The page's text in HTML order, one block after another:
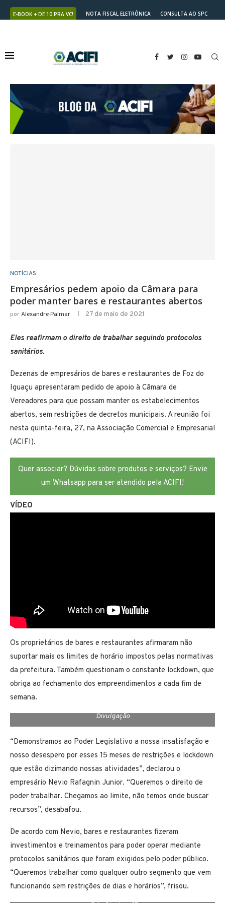
E-BOOK + DE 10 PRA VC! NOTA FISCAL ELETRÔNICA
CONSULTA AO SPC
NOTÍCIAS
Empresários pedem apoio da Câmara para
poder manter bares e restaurantes abertos
porAlexandre Palmar 27 de maio de 2021
Eles reafirmam o direito de trabalhar seguindo protocolos
sanitários.
Dezenas de empresários de bares e restaurantes de Foz do
Iguaçu apresentaram pedido de apoio à Câmara de
Vereadores para que possam manter os estabelecimentos
abertos, sem restrições de decretos municipais. A reunião foi
nesta quinta-feira, 27, na Associação Comercial e Empresarial
(ACIFI).
Quer associar? Dúvidas sobre produtos e serviços? Envie
um Whatsapp para ser atendido pela ACIFI!
VÍDEO
Os proprietários de bares e restaurantes afirmaram não
suportar mais os limites de horário impostos pelas normativas
da prefeitura. Também questionam o constante lockdown, que
obriga ao fechamento dos empreendimentos a cada fim de
semana.
Divulgação
“Demonstramos ao Poder Legislativo a nossa insatisfação e
nosso desespero por esses 15 meses de restrições e lockdown
que estão dizimando nossas atividades”, declarou o
empresário Nevio Rafagnin Junior. “Queremos o direito de
poder trabalhar. Chegamos ao limite, não temos onde buscar
recursos”, desabafou.
De acordo com Nevio, bares e restaurantes fizeram
investimentos e treinamentos para poder operar mediante
protocolos sanitários que foram exigidos pelo poder público.
“Queremos trabalhar como qualquer outro segmento que vem
funcionando sem restrições de dias e horários”, frisou.